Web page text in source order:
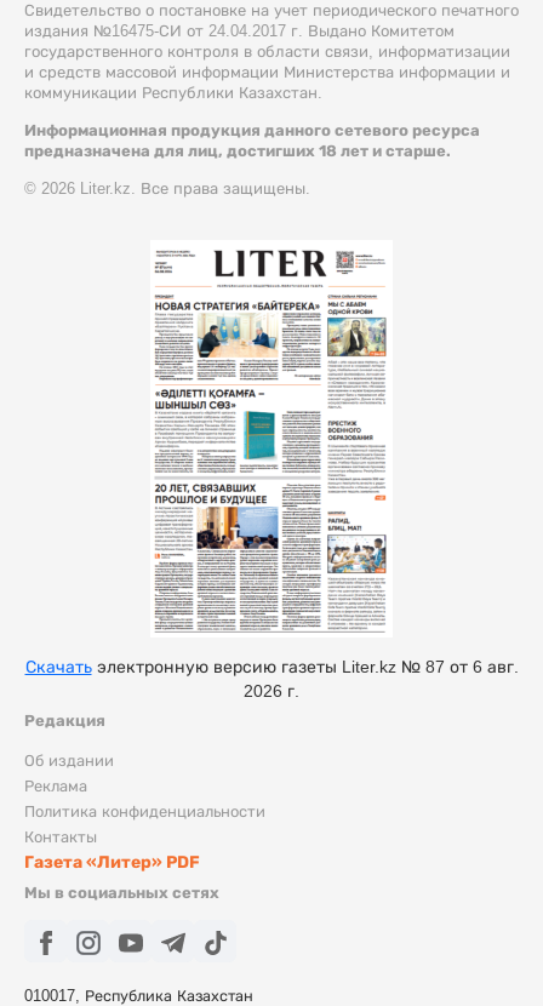
Свидетельство о постановке на учет периодического печатного
издания №16475-СИ от 24.04.2017 г. Выдано Комитетом
государственного контроля в области связи, информатизации
и средств массовой информации Министерства информации и
коммуникации Республики Казахстан.
Информационная продукция данного сетевого ресурса
предназначена для лиц, достигших 18 лет и старше.
© 2026 Liter.kz. Все права защищены.
Редакция
Об издании
Реклама
Политика конфиденциальности
Контакты
Газета «Литер» PDF
Мы в социальных сетях
010017, Республика Казахстан
Скачатьэлектронную версию газеты Liter.kz № 87 от 6 авг.
2026 г.